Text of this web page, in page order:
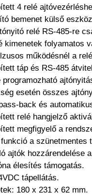
4 relé
bemenet külső
relé RS-485-re
kimenetek folyamatos
működésnél a
táp és RS-485
programozható
esetén összes
back és
relé hangjelző
megfigyelő a
a szünetmentes
ajtók hozzárendelése
élesítés támogatás.
tápellátás.
180 x 231 x 62 mm.